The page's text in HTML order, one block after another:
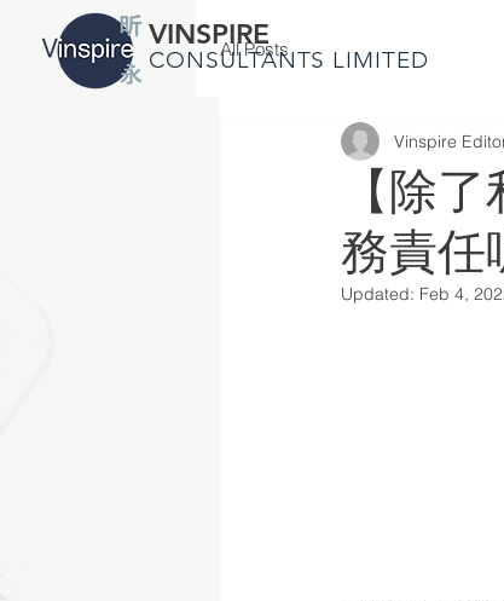
VINSPIRE
CONSULTANTS LIMITED
All Posts
【除
務責任
Vinspire
Updated: Feb 4,